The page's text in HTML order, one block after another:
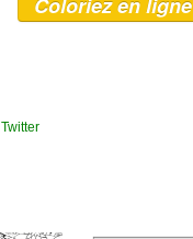
Coloriez en ligne
Twitter